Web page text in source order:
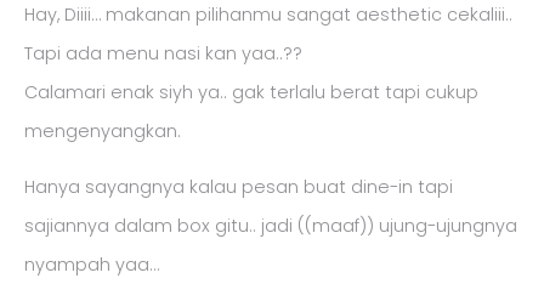
Hay, Diiii… makanan pilihanmu sangat aesthetic cekaliii..
Tapi ada menu nasi kan yaa..??
Calamari enak siyh ya.. gak terlalu berat tapi cukup
mengenyangkan.
Hanya sayangnya kalau pesan buat dine-in tapi
sajiannya dalam box gitu.. jadi ((maaf)) ujung-ujungnya
nyampah yaa…